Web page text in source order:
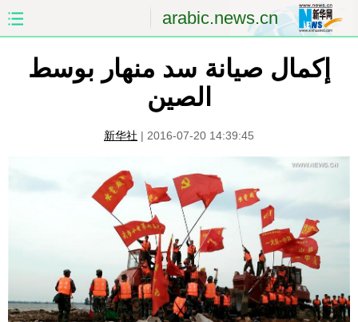
arabic.news.cn
الاقتصاد
العلوم والصحة الثقافة والتعليم
السياحة والبيئة
مؤتمر صحفى للخارجية الصور
إكمال صيانة سد منهار بوسط
الصين
新华社 | 2016-07-20 14:39:45